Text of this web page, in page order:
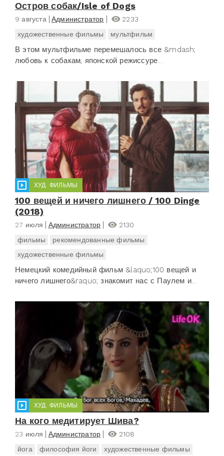
Остров собак/Isle of Dogs
9 августа Администратор
2233
художественные фильмы
мультфильм
В этом мультфильме перемешалось все &mdash;
любовь к собакам, японской режиссуре...
ХУД. ФИЛЬМЫ
100 вещей и ничего лишнего / 100 Dinge
(2018)
27 июля Администратор
2130
фильмы
рекомендованные фильмы
художественные фильмы
Немецкий комедийный фильм &laquo;100 вещей и
ничего лишнего&raquo; знакомит нас с Паулем и...
ХУД. ФИЛЬМЫ
На кого медитирует Шива?
23 июля Администратор
2108
йога
философия йоги художественные фильмы